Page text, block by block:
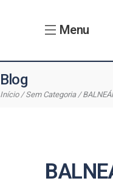
Menu
Blog
Início Sem Categoria